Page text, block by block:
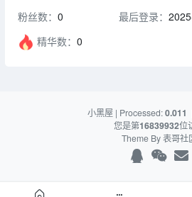
粉丝数： 0
精华数： 0
最后登录：
小黑屋 | Processed:0.011
您是第16839932位
Theme By表哥社